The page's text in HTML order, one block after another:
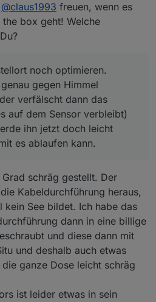
@claus1993 freuen, wenn es
box geht! Welche
noch optimieren.
gegen Himmel
verfälscht dann das
auf dem Sensor verbleibt)
ihn jetzt doch leicht
es ablaufen kann.
schräg gestellt. Der
Kabeldurchführung heraus,
kein See bildet. Ich habe das
dann in eine billige
und diese dann mit
und deshalb auch etwas
ganze Dose leicht schräg
ist leider etwas in sein